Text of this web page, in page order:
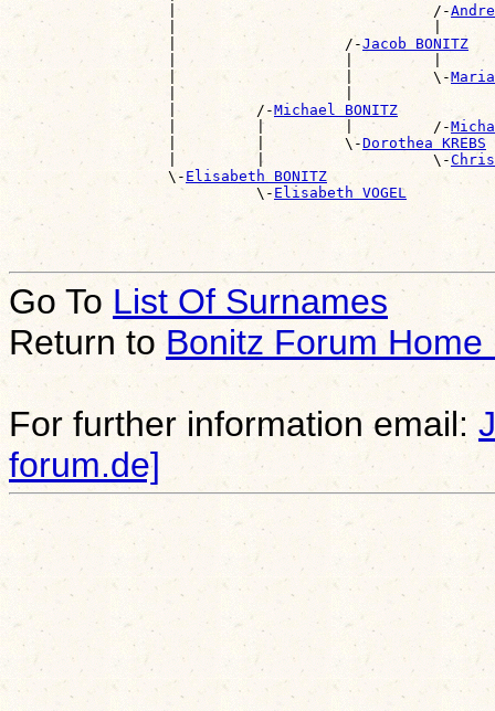
                  |                             /-
|                             |
                  |                   /-
Jacob BONITZ
|                   |         |
                  |                   |         \-
Maria
|                   |
                  |         /-
Michael BONITZ
                  |         |         |         /-
                  |         |         \-
Dorothea KREBS
                  |         |                   \-
                  \-
Elisabeth BONITZ
                            \-
Elisabeth VOGEL
Go To List Of Surnames
Return toBonitz Forum Home
For further information email:
forum.de]